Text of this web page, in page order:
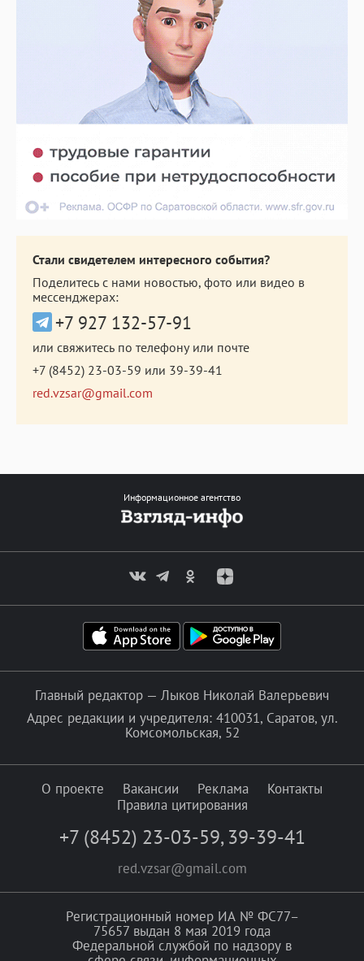
Стали свидетелем интересного события?
Поделитесь с нами новостью, фото или видео в
мессенджерах:
+7 927 132-57-91
или свяжитесь по телефону или почте
+7 (8452) 23-03-59 или 39-39-41
red.vzsar@gmail.com
Информационное агентство
Главный редактор — Лыков Николай Валерьевич
Адрес редакции и учредителя: 410031, Саратов, ул.
Комсомольская, 52
О проекте Вакансии Реклама
Контакты
Правила цитирования
+7 (8452) 23-03-59, 39-39-41
red.vzsar@gmail.com
Регистрационный номер ИА № ФС77–
75657 выдан 8 мая 2019 года
Федеральной службой по надзору в